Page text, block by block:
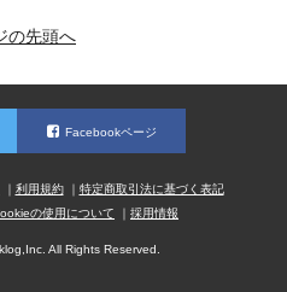
の先頭へ
Facebookページ
利用規約
特定商取引法に基づく表記
の使用について 採用情報
All Rights Reserved.